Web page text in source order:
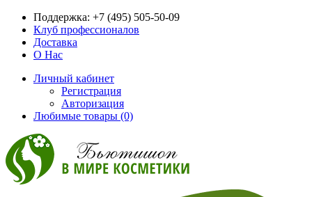
Поддержка: +7 (495) 505-50-09
Клуб профессионалов
Доставка
О Нас
Личный кабинет
Регистрация
Авторизация
Любимые товары (0)